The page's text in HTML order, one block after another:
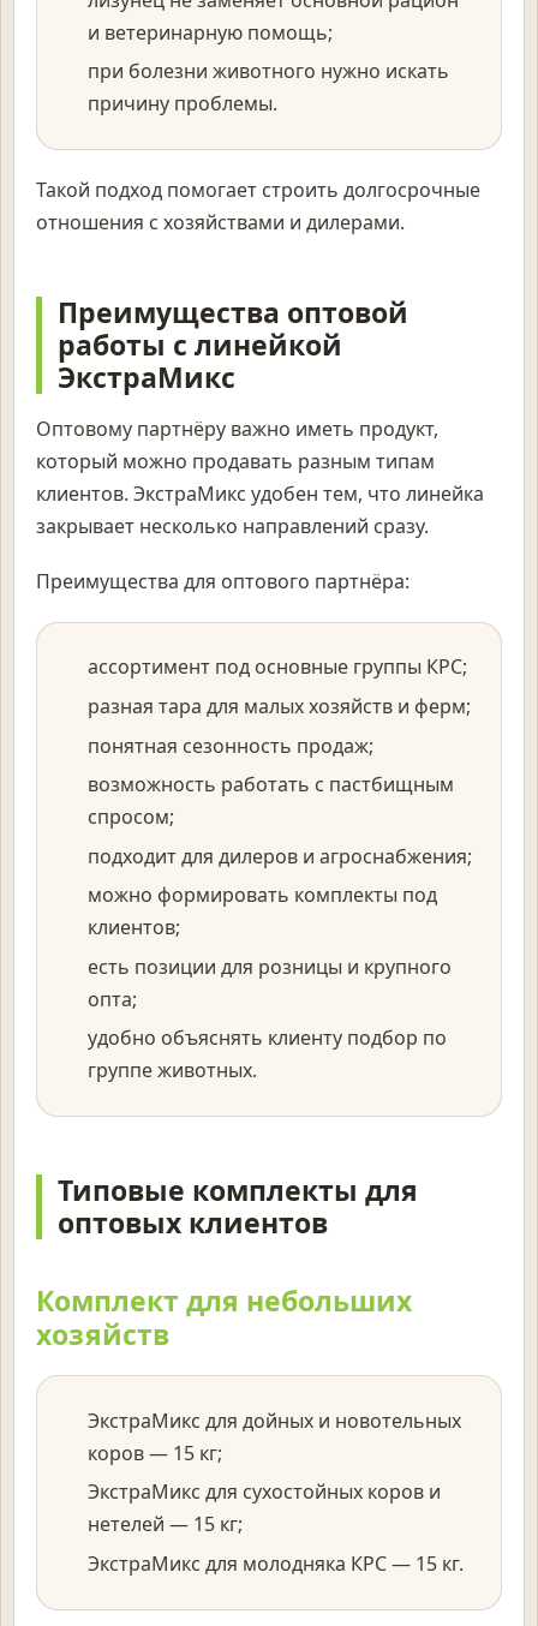
и ветеринарную помощь;
при болезни животного нужно искать
причину проблемы.
Такой подход помогает строить долгосрочные
отношения с хозяйствами и дилерами.
Преимущества оптовой
работы с линейкой
ЭкстраМикс
Оптовому партнёру важно иметь продукт,
который можно продавать разным типам
клиентов. ЭкстраМикс удобен тем, что линейка
закрывает несколько направлений сразу.
Преимущества для оптового партнёра:
ассортимент под основные группы КРС;
разная тара для малых хозяйств и ферм;
понятная сезонность продаж;
возможность работать с пастбищным
спросом;
подходит для дилеров и агроснабжения;
можно формировать комплекты под
клиентов;
есть позиции для розницы и крупного
опта;
удобно объяснять клиенту подбор по
группе животных.
Типовые комплекты для
оптовых клиентов
Комплект для небольших
хозяйств
ЭкстраМикс для дойных и новотельных
коров — 15 кг;
ЭкстраМикс для сухостойных коров и
нетелей — 15 кг;
ЭкстраМикс для молодняка КРС — 15 кг.